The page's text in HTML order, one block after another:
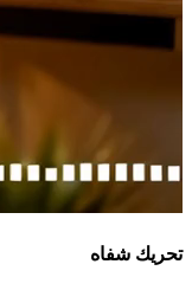
تحريك شفاه